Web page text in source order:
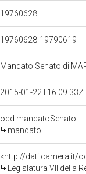
19760628
19760628-19790619
Mandato Senato di
2015-01-22T16:09:33Z
ocd:mandatoSenato
mandato
<http://dati.camera.it/
Legislatura VII della